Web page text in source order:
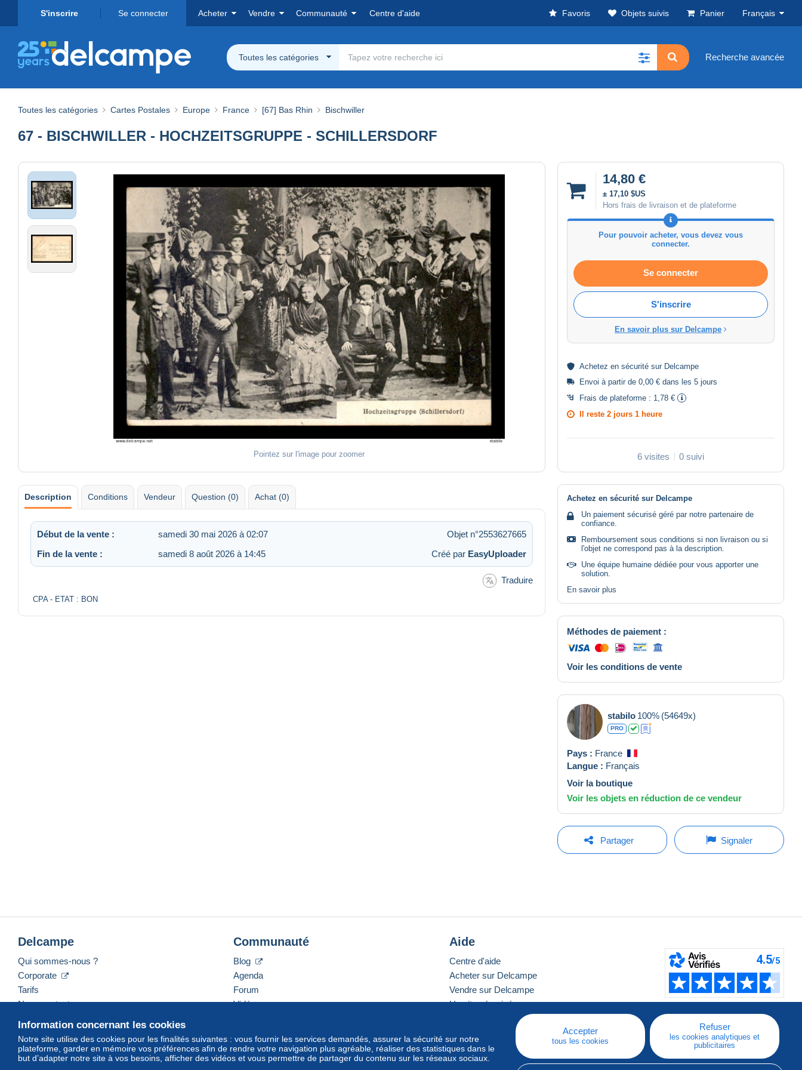
S'inscrire Se connecter Acheter Vendre Communauté Centre d'aide Favoris Objets suivis Panier Français
Toutes les catégories Recherche avancée
Toutes les catégories Cartes Postales Europe France [67] Bas Rhin Bischwiller
67 - BISCHWILLER - HOCHZEITSGRUPPE - SCHILLERSDORF
Pointez sur l'image pour zoomer
14,80 €
± 17,10 $US
Hors frais de livraison et de plateforme
Pour pouvoir acheter, vous devez vous
connecter.
Se connecter
S'inscrire
En savoir plus sur Delcampe
Achetez en sécurité sur Delcampe
Envoi à partir de 0,00 € dans les 5 jours
Frais de plateforme : 1,78 €
Il reste 2 jours 1 heure
6 visites 0 suivi
Description Conditions Vendeur Question (0) Achat (0)
Début de la vente : samedi 30 mai 2026 à 02:07
Objet n°2553627665
Fin de la vente :
samedi 8 août 2026 à 14:45 Créé par EasyUploader
Traduire
CPA - ETAT : BON
Achetez en sécurité sur Delcampe
Un paiement sécurisé géré par notre partenaire de
confiance.
Remboursement sous conditions si non livraison ou si
l'objet ne correspond pas à la description.
Une équipe humaine dédiée pour vous apporter une
solution.
En savoir plus
Méthodes de paiement :
Voir les conditions de vente
stabilo 100% (54649x)
PRO
Pays : France
Langue : Français
Voir la boutique
Voir les objets en réduction de ce vendeur
Partager Signaler
Information concernant les cookies
Notre site utilise des cookies pour les finalités suivantes : vous fournir les services demandés, assurer la sécurité sur notre
plateforme, garder en mémoire vos préférences afin de rendre votre navigation plus agréable, réaliser des statistiques dans le
but d’adapter notre site à vos besoins, afficher des vidéos et vous permettre de partager du contenu sur les réseaux sociaux.
Accepter
tous les cookies
Refuser
les cookies analytiques et
publicitaires
Delcampe
Qui sommes-nous ?
Corporate
Tarifs
Nous contacter
Communauté
Blog
Agenda
Forum
Vidéos
Aide
Centre d'aide
Acheter sur Delcampe
Vendre sur Delcampe
Un site sécurisé
Français USD America/Indiana/Vevay Mode standard